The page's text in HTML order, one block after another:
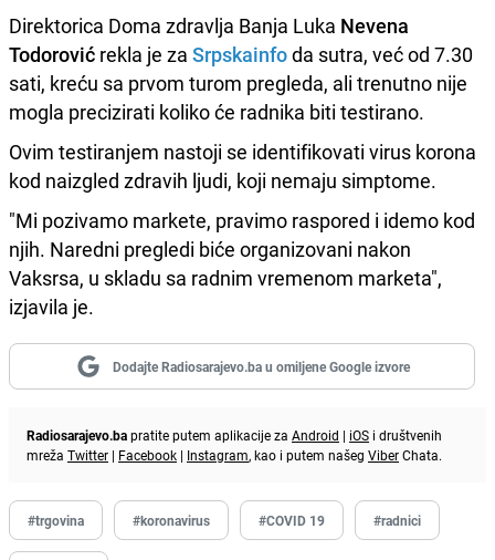
Direktorica Doma zdravlja Banja Luka Nevena
Todorović rekla je za Srpskainfoda sutra, već od 7.30
sati, kreću sa prvom turom pregleda, ali trenutno nije
mogla precizirati koliko će radnika biti testirano.
Ovim testiranjem nastoji se identifikovati virus korona
kod naizgled zdravih ljudi, koji nemaju simptome.
"Mi pozivamo markete, pravimo raspored i idemo kod
njih. Naredni pregledi biće organizovani nakon
Vaksrsa, u skladu sa radnim vremenom marketa",
izjavila je.
Dodajte Radiosarajevo.ba u omiljene Google izvore
Radiosarajevo.bapratite putem aplikacije za Android | iOS i društvenih
mreža Twitter | Facebook | Instagram, kao i putem našeg ViberChata.
#trgovina #koronavirus #COVID 19 #radnici